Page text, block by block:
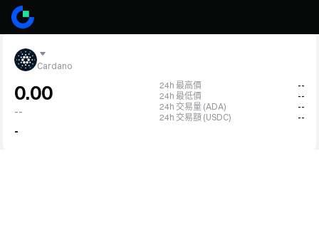
Cardano
0.00
--
-
24h 最高價
--
24h 最低價
--
24h 交易量 (ADA)
--
24h 交易額 (USDC)
--